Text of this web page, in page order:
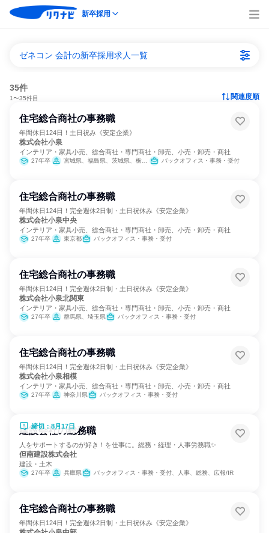
新卒採用
ゼネコン 会計の新卒採用求人一覧
35件
1〜35件目 関連度順
住宅総合商社の事務職
年間休日124日！土日祝み《安定企業》
株式会社小泉
インテリア・家具小売、総合商社・専門商社・卸売、小売・卸売・商社
27年卒 宮城県、福島県、茨城県、栃木県、群馬県、埼玉県、千葉県、東京都、神奈川県、山梨県、長野県、静岡県 バックオフィス・事務・受付
住宅総合商社の事務職
年間休日124日！完全週休2日制・土日祝休み《安定企業》
株式会社小泉中央
インテリア・家具小売、総合商社・専門商社・卸売、小売・卸売・商社
27年卒 東京都 バックオフィス・事務・受付
住宅総合商社の事務職
年間休日124日！完全週休2日制・土日祝休み《安定企業》
株式会社小泉北関東
インテリア・家具小売、総合商社・専門商社・卸売、小売・卸売・商社
27年卒 群馬県、埼玉県 バックオフィス・事務・受付
住宅総合商社の事務職
年間休日124日！完全週休2日制・土日祝休み《安定企業》
株式会社小泉相模
インテリア・家具小売、総合商社・専門商社・卸売、小売・卸売・商社
27年卒 神奈川県 バックオフィス・事務・受付
締切：8月17日
建設会社の総務職
人をサポートするのが好き！を仕事に。総務・経理・人事労務職✨
但南建設株式会社
建設・土木
27年卒 兵庫県 バックオフィス・事務・受付、人事、総務、広報/IR
住宅総合商社の事務職
年間休日124日！完全週休2日制・土日祝休み《安定企業》